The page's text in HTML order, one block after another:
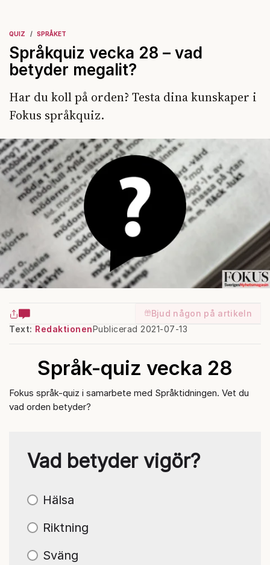
QUIZ SPRÅKET
Språkquiz vecka 28 – vad
betyder megalit?
Har du koll på orden? Testa dina kunskaper i
Fokus språkquiz.
Bjud någon på artikeln
Text: RedaktionenPublicerad 2021-07-13
Språk-quiz vecka 28
Fokus språk-quiz i samarbete med Språktidningen. Vet du
vad orden betyder?
Vad betyder vigör?
Hälsa
Riktning
Sväng